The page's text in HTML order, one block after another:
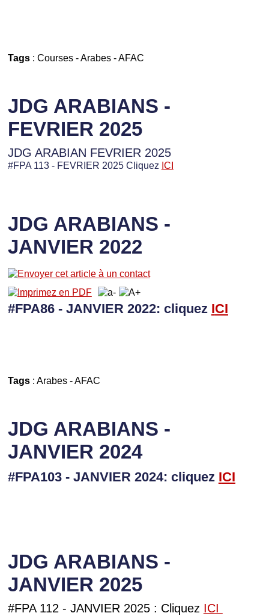
Tags: Courses-Arabes-AFAC
JDG ARABIANS -
FEVRIER 2025
JDG ARABIAN FEVRIER 2025
#FPA 113 - FEVRIER 2025 Cliquez ICI
JDG ARABIANS -
JANVIER 2022
#FPA86 - JANVIER 2022: cliquez ICI
Tags: Arabes-AFAC
JDG ARABIANS -
JANVIER 2024
#FPA103 - JANVIER 2024: cliquez ICI
JDG ARABIANS -
JANVIER 2025
#FPA 112 - JANVIER 2025 : Cliquez ICI